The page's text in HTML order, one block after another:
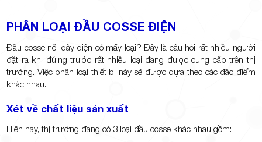
PHÂN LOẠI ĐẦU COSSE ĐIỆN
Đầu cosse nối dây điện có mấy loại? Đây là câu hỏi rất nhiều người
đặt ra khi đứng trước rất nhiều loại đang được cung cấp trên thị
trường. Việc phân loại thiết bị này sẽ được dựa theo các đặc điểm
khác nhau.
Xét về chất liệu sản xuất
Hiện nay, thị trường đang có 3 loại đầu cosse khác nhau gồm: